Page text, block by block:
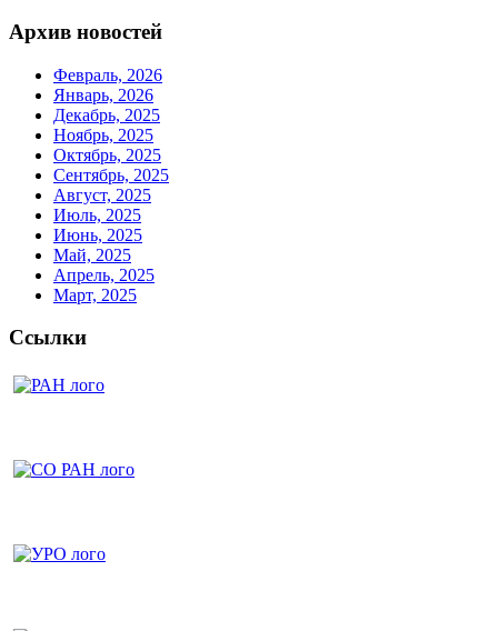
Архив новостей
Февраль, 2026
Январь, 2026
Декабрь, 2025
Ноябрь, 2025
Октябрь, 2025
Сентябрь, 2025
Август, 2025
Июль, 2025
Июнь, 2025
Май, 2025
Апрель, 2025
Март, 2025
Ссылки